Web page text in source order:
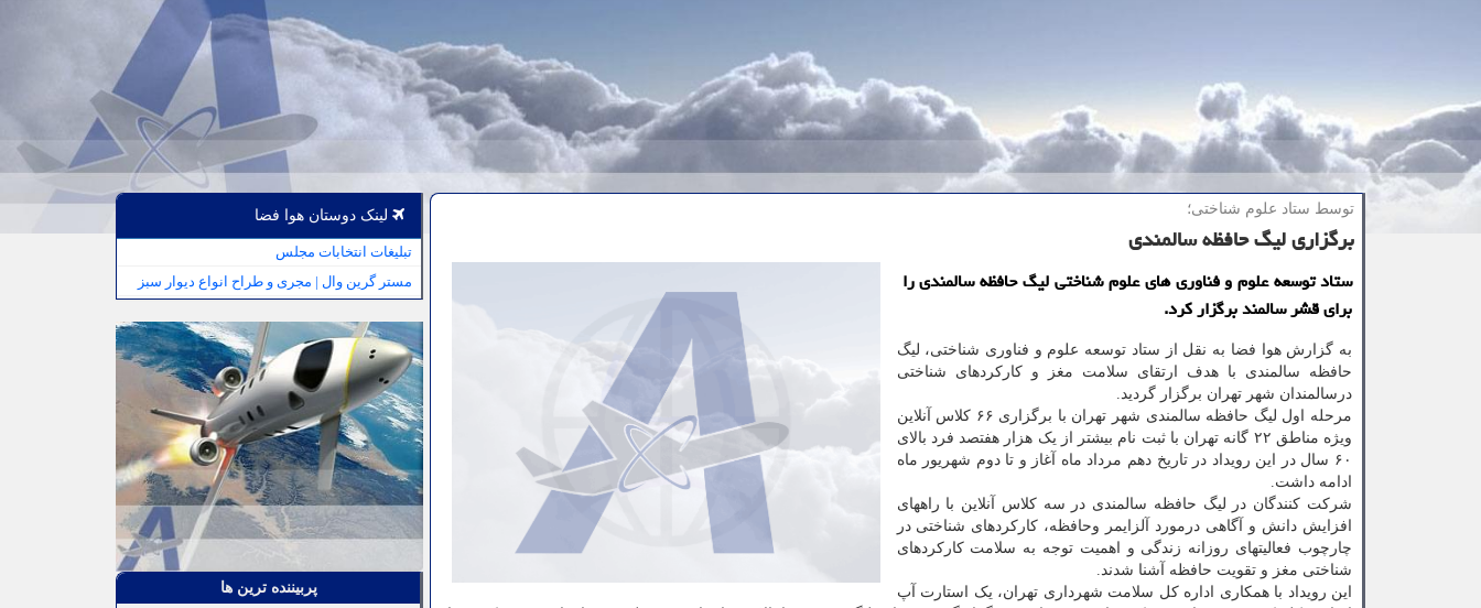
توسط ستاد علوم شناختی؛
برگزاری لیگ حافظه سالمندی
ستاد توسعه علوم و فناوری های علوم شناختی لیگ حافظه سالمندی را
برای قشر سالمند برگزار کرد.
به گزارش هوا فضا به نقل از ستاد توسعه علوم و فناوری شناختی، لیگ
حافظه سالمندی با هدف ارتقای سلامت مغز و کارکردهای شناختی
درسالمندان شهر تهران برگزار گردید.
مرحله اول لیگ حافظه سالمندی شهر تهران با برگزاری ۶۶ کلاس آنلاین
ویژه مناطق ۲۲ گانه تهران با ثبت نام بیشتر از یک هزار هفتصد فرد بالای
۶۰ سال در این رویداد در تاریخ دهم مرداد ماه آغاز و تا دوم شهریور ماه
ادامه داشت.
شرکت کنندگان در لیگ حافظه سالمندی در سه کلاس آنلاین با راههای
افزایش دانش و آگاهی درمورد آلزایمر وحافظه، کارکردهای شناختی در
چارچوب فعالیتهای روزانه زندگی و اهمیت توجه به سلامت کارکردهای
شناختی مغز و تقویت حافظه آشنا شدند.
این رویداد با همکاری اداره کل سلامت شهرداری تهران، یک استارت آپ
لینک دوستان هوا فضا
تبلیغات انتخابات مجلس
مستر گرین وال | مجری و طراح انواع دیوار سبز
پربیننده ترین ها